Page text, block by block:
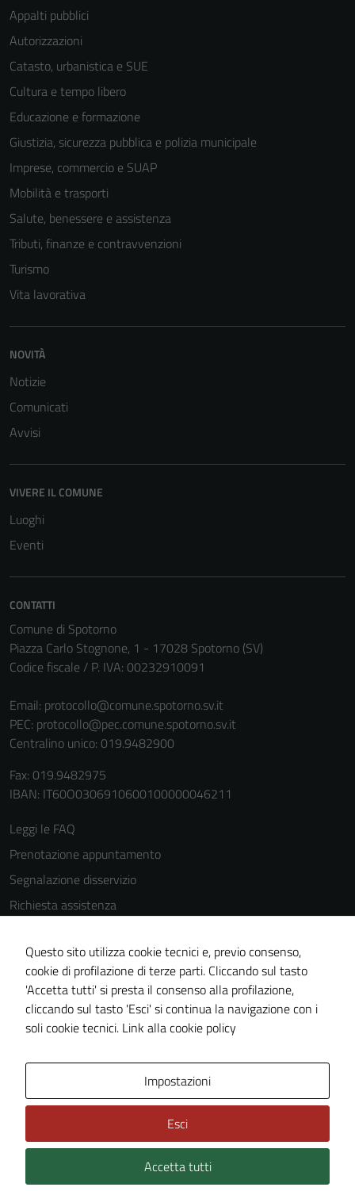
Appalti pubblici
Autorizzazioni
Catasto, urbanistica e SUE
Cultura e tempo libero
Educazione e formazione
Giustizia, sicurezza pubblica e polizia municipale
Imprese, commercio e SUAP
Mobilità e trasporti
Salute, benessere e assistenza
Tributi, finanze e contravvenzioni
Turismo
Vita lavorativa
NOVITÀ
Notizie
Comunicati
Avvisi
VIVERE IL COMUNE
Luoghi
Eventi
CONTATTI
Comune di Spotorno
Piazza Carlo Stognone, 1 - 17028 Spotorno (SV)
Codice fiscale / P. IVA: 00232910091
Email: protocollo@comune.spotorno.sv.it
PEC: protocollo@pec.comune.spotorno.sv.it
Centralino unico: 019.9482900
Fax: 019.9482975
IBAN: IT60O0306910600100000046211
Leggi le FAQ
Prenotazione appuntamento
Segnalazione disservizio
Richiesta assistenza
Informativa privacy
Cookie Policy
Note legali
Dichiarazione di accessibilità
Piano di miglioramento del sito
Statistiche sito web
Technical Design s.r.l.
Questo sito utilizza cookie tecnici e, previo consenso,
cookie di profilazione di terze parti. Cliccando sul tasto
'Accetta tutti' si presta il consenso alla profilazione,
cliccando sul tasto 'Esci' si continua la navigazione con i
soli cookie tecnici. Link alla cookie policy
Impostazioni
Esci
Accetta tutti
funzionamento
disabilitati.
informazioni
personali.